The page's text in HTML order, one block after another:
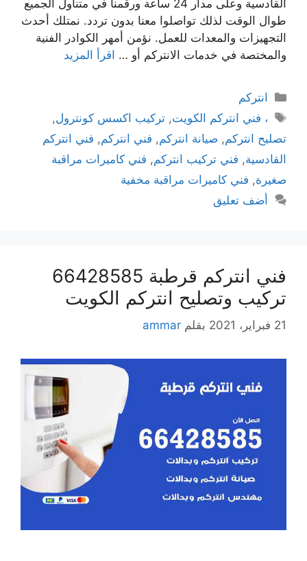
القادسية وعلى مدار 24 ساعة ورقمنا في متناول الجميع
طوال الوقت لذلك تواصلوا معنا بدون تردد. نمتلك أحدث
التجهيزات والمعدات للعمل. نؤمن أمهر الكوادر الفنية
والمختصة في خدمات الانتركم أو … اقرأ المزيد
انتركم
، فني انتركم الكويت,تركيب اكسس كونترول,
تصليح انتركم, صيانة انتركم, فني انتركم, فني انتركم
القادسية, فني تركيب انتركم, فني كاميرات مراقبة
صغيرة, فني كاميرات مراقبة مخفية
أضف تعليق
فني انتركم قرطبة 66428585
تركيب وتصليح انتركم الكويت
21 فبراير، 2021 بقلم ammar